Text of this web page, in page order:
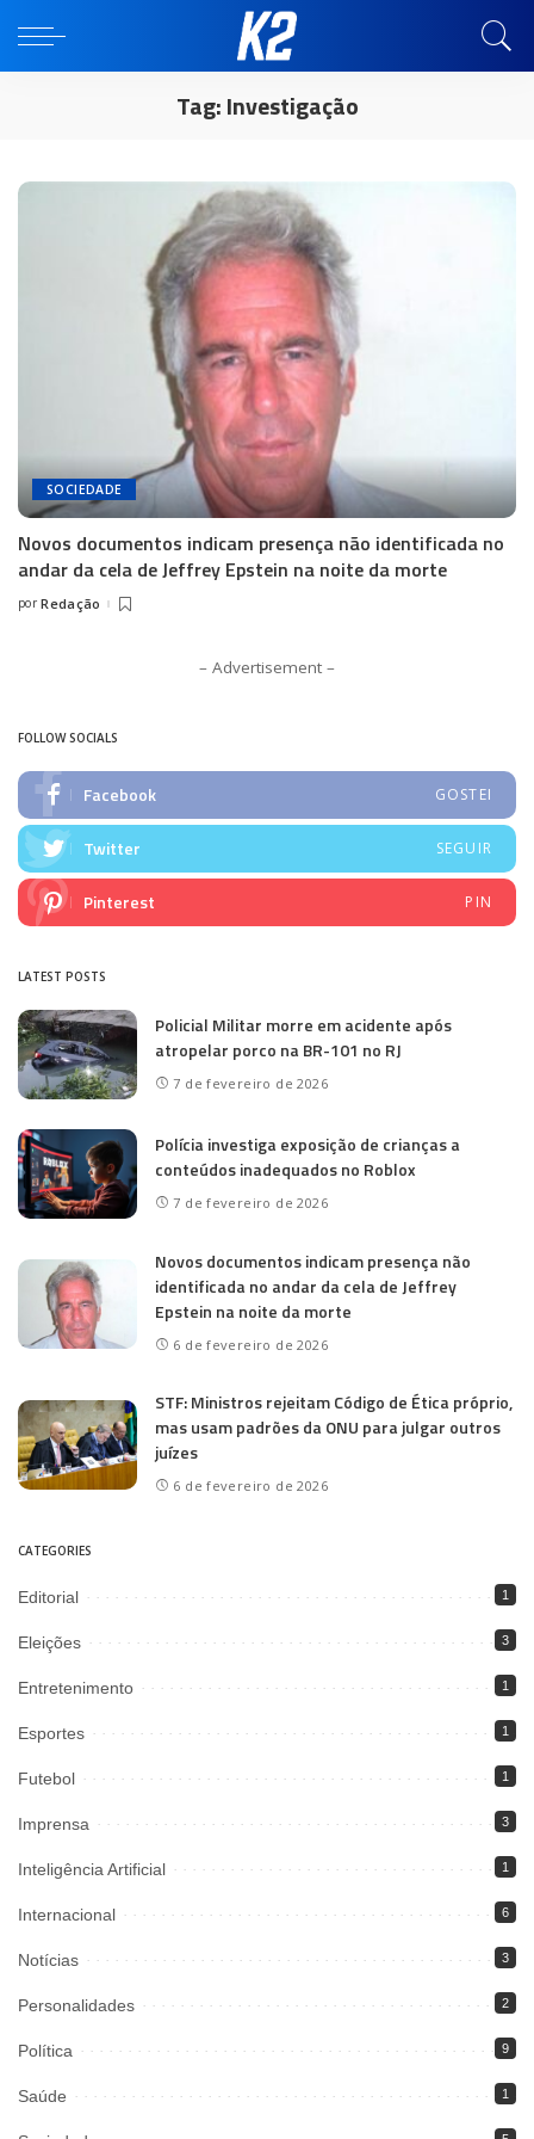
Tag:Investigação
SOCIEDADE
Novos documentos indicam presença não identificada no
andar da cela de Jeffrey Epstein na noite da morte
Posted
por Redação
– Advertisement –
FOLLOW SOCIALS
Facebook GOSTEI
Twitter SEGUIR
Pinterest PIN
LATEST POSTS
Policial Militar morre em acidente após
atropelar porco na BR-101 no RJ
7 de fevereiro de 2026
Polícia investiga exposição de crianças a
conteúdos inadequados no Roblox
7 de fevereiro de 2026
Novos documentos indicam presença não
identificada no andar da cela de Jeffrey
Epstein na noite da morte
6 de fevereiro de 2026
STF: Ministros rejeitam Código de Ética próprio,
mas usam padrões da ONU para julgar outros
juízes
6 de fevereiro de 2026
CATEGORIES
Editorial 1
Eleições 3
Entretenimento 1
Esportes 1
Futebol 1
Imprensa 3
Inteligência Artificial 1
Internacional 6
Notícias 3
Personalidades 2
Política 9
Saúde 1